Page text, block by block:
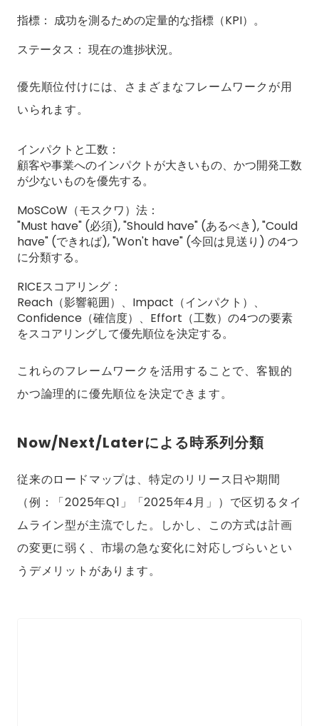
指標： 成功を測るための定量的な指標（KPI）。
ステータス： 現在の進捗状況。
優先順位付けには、さまざまなフレームワークが用
いられます。
インパクトと工数：
顧客や事業へのインパクトが大きいもの、かつ開発工数
が少ないものを優先する。
MoSCoW（モスクワ）法：
"Must have" (必須), "Should have" (あるべき), "Could
have" (できれば), "Won't have" (今回は見送り) の4つ
に分類する。
RICEスコアリング：
Reach（影響範囲）、Impact（インパクト）、
Confidence（確信度）、Effort（工数）の4つの要素
をスコアリングして優先順位を決定する。
これらのフレームワークを活用することで、客観的
かつ論理的に優先順位を決定できます。
Now/Next/Laterによる時系列分類
従来のロードマップは、特定のリリース日や期間
（例：「2025年Q1」「2025年4月」）で区切るタイ
ムライン型が主流でした。しかし、この方式は計画
の変更に弱く、市場の急な変化に対応しづらいとい
うデメリットがあります。